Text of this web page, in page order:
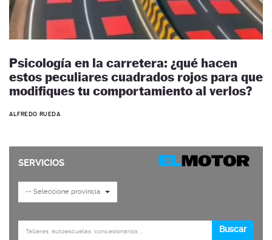
Psicología en la carretera: ¿qué hacen
estos peculiares cuadrados rojos para que
modifiques tu comportamiento al verlos?
ALFREDO RUEDA